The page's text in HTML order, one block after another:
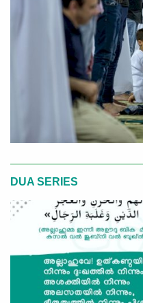
DUA SERIES